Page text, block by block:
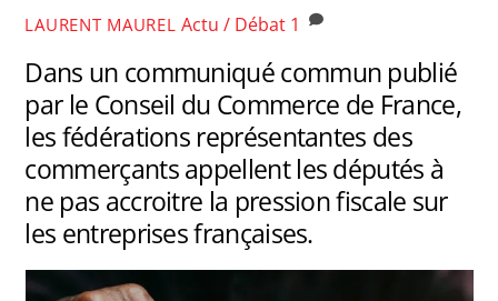
LAURENT MAUREL Actu / Débat 1
Dans un communiqué commun publié
par le Conseil du Commerce de France,
les fédérations représentantes des
commerçants appellent les députés à
ne pas accroitre la pression fiscale sur
les entreprises françaises.